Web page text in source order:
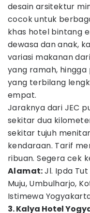
desain arsitektur
cocok untuk
khas hotel bintang
dewasa dan anak,
variasi makanan dari
yang ramah,
yang terbilang
empat.
Jaraknya dari JEC
sekitar dua
sekitar tujuh
kendaraan. Tarif
ribuan. Segera cek
Alamat:Jl. Ipda Tut
Muju, Umbulharjo,
Istimewa
3. Kalya Hotel